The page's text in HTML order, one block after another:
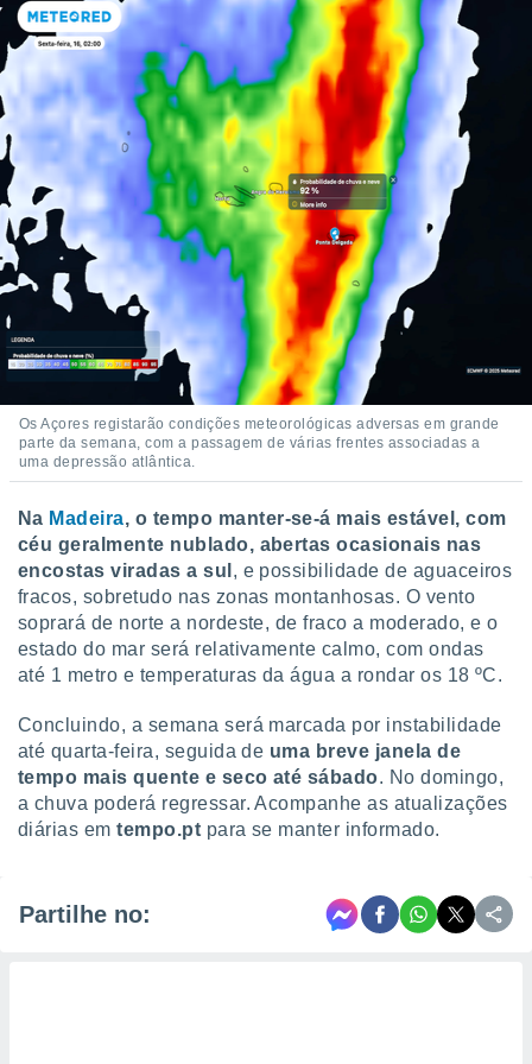
Os Açores registarão condições meteorológicas adversas em grande
parte da semana, com a passagem de várias frentes associadas a
uma depressão atlântica.
Na Madeira, o tempo manter-se-á mais estável, com
céu geralmente nublado, abertas ocasionais nas
encostas viradas a sul , e possibilidade de aguaceiros
fracos, sobretudo nas zonas montanhosas. O vento
soprará de norte a nordeste, de fraco a moderado, e o
estado do mar será relativamente calmo, com ondas
até 1 metro e temperaturas da água a rondar os 18 ºC.
Concluindo, a semana será marcada por instabilidade
até quarta-feira, seguida de uma breve janela de
tempo mais quente e seco até sábado. No domingo,
a chuva poderá regressar. Acompanhe as atualizações
diárias emtempo.pt para se manter informado.
Partilhe no: